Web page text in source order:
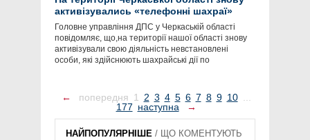
активізувались «телефонні шахраї»
Головне управління ДПС у Черкаській області
повідомляє, що,на території нашої області знову
активізували свою діяльність невстановлені
особи, які здійснюють шахрайські дії по
← попередня 1 2 3 4 5 6 7 8 9 10 ...
177 наступна →
НАЙПОПУЛЯРНІШЕ / ЩО КОМЕНТУЮТЬ